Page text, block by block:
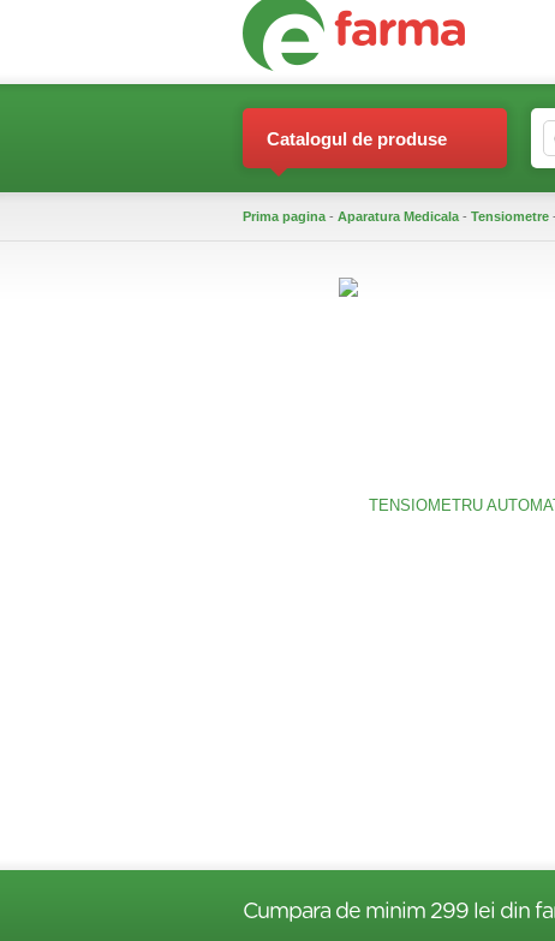
Catalogul de produse
Prima pagina - Aparatura Medicala - Tensiometre
Cumpara de minim 299 lei din